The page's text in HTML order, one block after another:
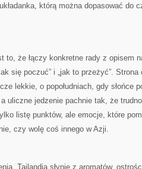
którą można dopasować do
to, że łączy konkretne rady z opisem
się poczuć” i „jak to przeżyć”. Strona
lekkie, o popołudniach, gdy słońce
uliczne jedzenie pachnie tak, że
listę punktów, ale emocje, które
czy wolę coś innego w Azji.
Tajlandia słynie z aromatów,